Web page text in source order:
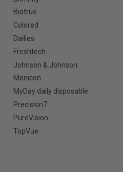
Biotrue
Colored
Dailies
Freshtech
Johnson & Johnson
Menicon
MyDay daily disposable
Precision7
PureVision
TopVue